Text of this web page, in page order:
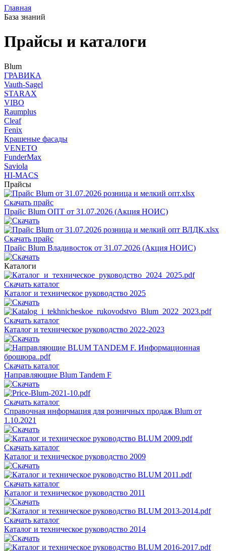
Главная
База знаний
Прайсы и каталоги
Blum
ГРАВИКА
Vauth-Sagel
STARAX
VIBO
Raumplus
Cleaf
Fenix
Крашеные фасады
VENETO
FunderMax
Saviola
HI-MACS
Прайсы
Скачать прайс
Прайс Blum ОПТ от 31.07.2026 (Акция НОИС)
Скачать прайс
Прайс Blum Владивосток от 31.07.2026 (Акция НОИС)
Каталоги
Скачать каталог
Каталог и техническое руководство 2025
Скачать каталог
Каталог и техническое руководство 2022-2023
Скачать каталог
Направляющие Blum Tandem F
Скачать каталог
Справочная информация для розничных продаж Blum от
1.10.2021
Скачать каталог
Каталог и техническое руководство 2009
Скачать каталог
Каталог и техническое руководство 2011
Скачать каталог
Каталог и техническое руководство 2014